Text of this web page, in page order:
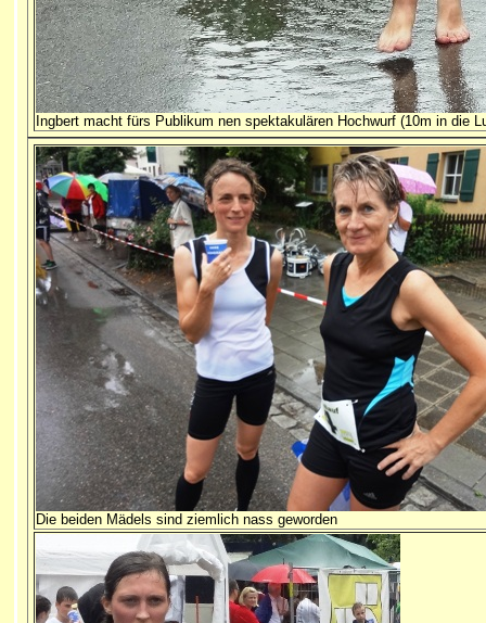
Ingbert macht fürs Publikum nen spektakulären Hochwurf (10m in die
Die beiden Mädels sind ziemlich nass geworden